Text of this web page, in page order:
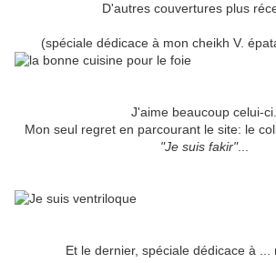
D'autres couvertures plus
(spéciale dédicace à mon cheikh V.
J'aime beaucoup celui-ci.
Mon seul regret en parcourant le site: le
"Je suis fakir"...
Et le dernier, spéciale dédicace à ...